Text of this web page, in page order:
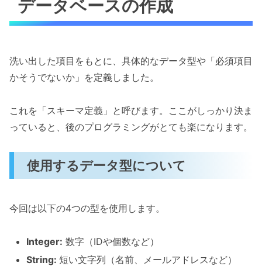
データベースの作成
洗い出した項目をもとに、具体的なデータ型や「必須項目
かそうでないか」を定義しました。
これを「スキーマ定義」と呼びます。ここがしっかり決ま
っていると、後のプログラミングがとても楽になります。
使用するデータ型について
今回は以下の4つの型を使用します。
Integer: 数字（IDや個数など）
String:短い文字列（名前、メールアドレスなど）